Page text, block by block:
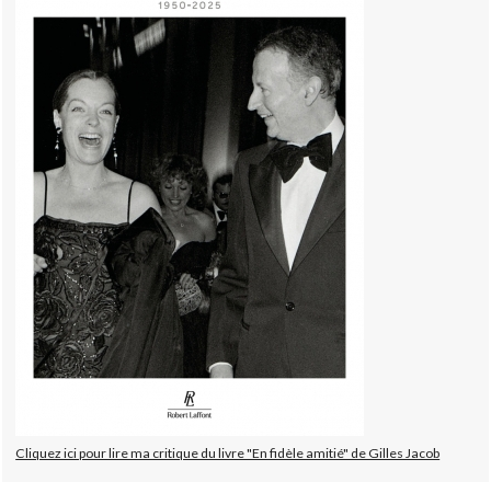
Cliquez ici pour lire ma critique du livre "En fidèle amitié" de Gilles Jacob